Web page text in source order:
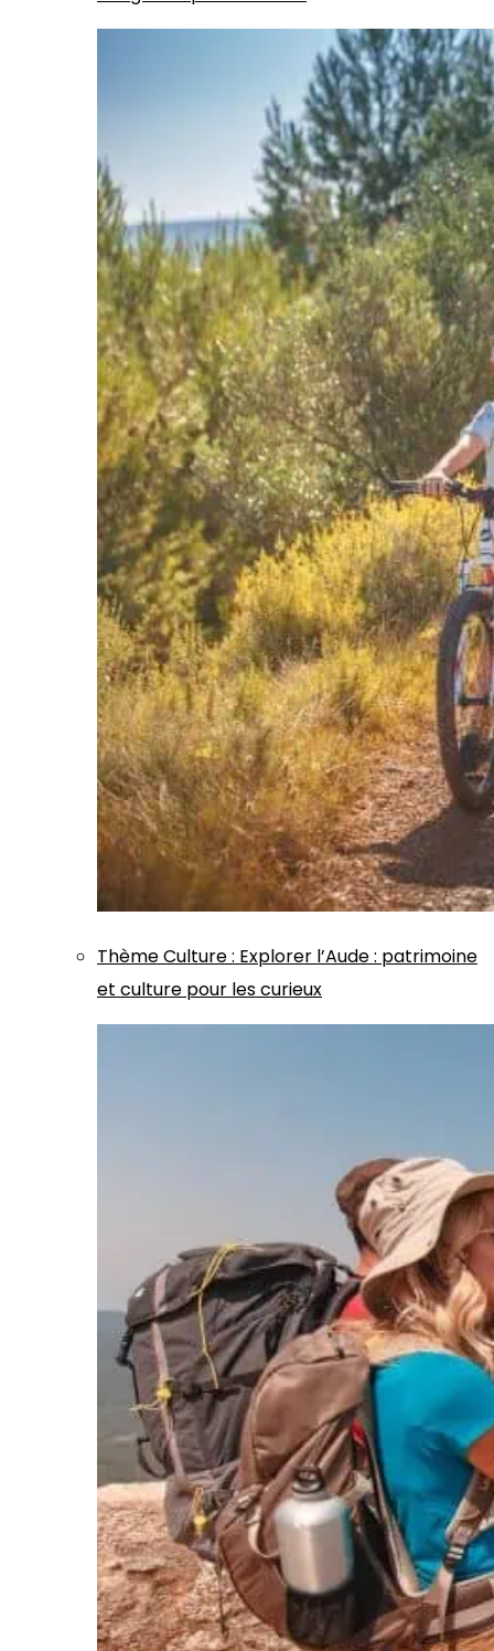
ThèmeCulture: Explorer l’Aude : patrimoine
et culture pour les curieux